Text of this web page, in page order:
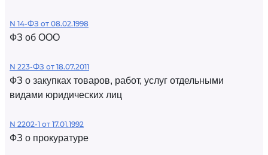
N 14-ФЗ от 08.02.1998
ФЗ об ООО
N 223-ФЗ от 18.07.2011
ФЗ о закупках товаров, работ, услуг отдельными
видами юридических лиц
N 2202-1 от 17.01.1992
ФЗ о прокуратуре